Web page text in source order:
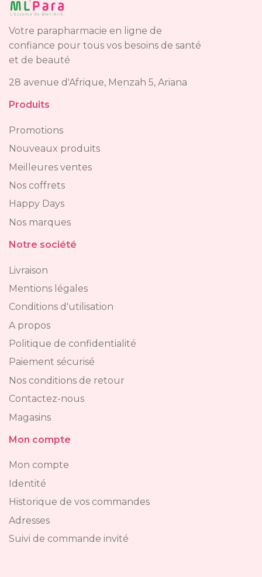
Votre parapharmacie en ligne de
confiance pour tous vos besoins de santé
et de beauté
28 avenue d'Afrique, Menzah 5, Ariana
Produits
Promotions
Nouveaux produits
Meilleures ventes
Nos coffrets
Happy Days
Nos marques
Notre société
Livraison
Mentions légales
Conditions d'utilisation
A propos
Politique de confidentialité
Paiement sécurisé
Nos conditions de retour
Contactez-nous
Magasins
Mon compte
Mon compte
Identité
Historique de vos commandes
Adresses
Suivi de commande invité